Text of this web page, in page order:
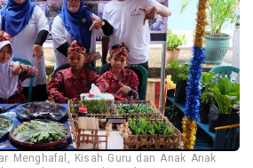
Menghafal, Kisah Guru dan Anak Anak